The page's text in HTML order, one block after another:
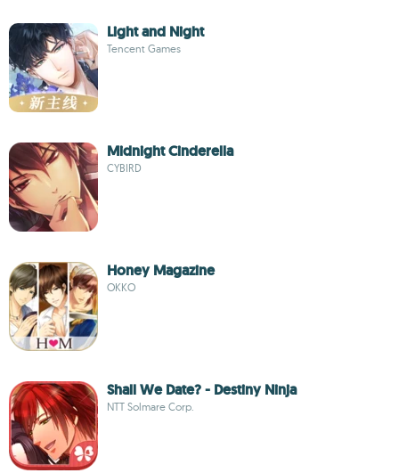
Light and Night
Tencent Games
Midnight Cinderella
CYBIRD
Honey Magazine
OKKO
Shall We Date? - Destiny Ninja
NTT Solmare Corp.